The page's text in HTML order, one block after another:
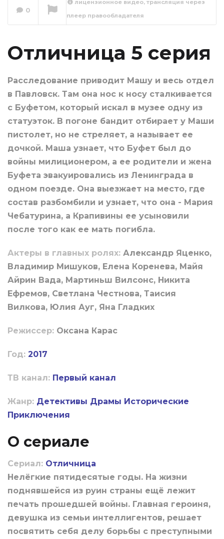
0
лицензионное видео, трансляция через
плеер правообладателя
Отличница 5 серия
Расследование приводит Машу и весь отдел
в Павловск. Там она нос к носу сталкивается
с Буфетом, который искал в музее одну из
статуэток. В погоне бандит отбирает у Маши
пистолет, но не стреляет, а называет ее
дочкой. Маша узнает, что Буфет был до
войны милиционером, а ее родители и жена
Буфета эвакуировались из Ленинграда в
одном поезде. Она выезжает на место, где
состав разбомбили и узнает, что она - Мария
Чебатурина, а Крапивины ее усыновили
после того как ее мать погибла.
Актеры в главных ролях: Александр Яценко,
Владимир Мишуков, Елена Коренева, Майя
Айрин Вада, Мартиньш Вилсонс, Никита
Ефремов, Светлана Честнова, Таисия
Вилкова, Юлия Ауг, Яна Гладких
Режиссер: Оксана Карас
Год: 2017
ТВ канал: Первый канал
Жанр: Детективы Драмы Исторические
Приключения
О сериале
Сериал: Отличница
Нелёгкие пятидесятые годы. На жизни
поднявшейся из руин страны ещё лежит
печать прошедшей войны. Главная героиня,
девушка из семьи интеллигентов, решает
посвятить себя делу борьбы с преступными